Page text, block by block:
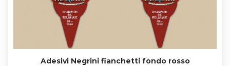
Adesivi Negrini fianchetti fondo rosso